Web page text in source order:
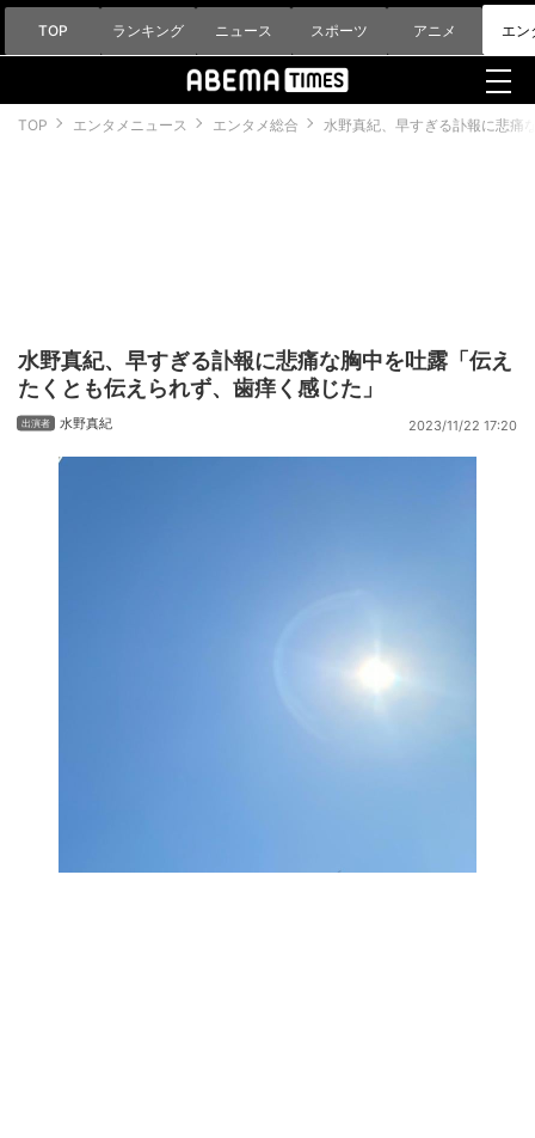
TOP ランキング ニュース スポーツ アニメ エン
TOP エンタメニュース エンタメ総合 水野真紀、早すぎる訃報に悲痛
水野真紀、早すぎる訃報に悲痛な胸中を吐露「伝え
たくとも伝えられず、歯痒く感じた」
水野真紀 2023/11/22 17:20